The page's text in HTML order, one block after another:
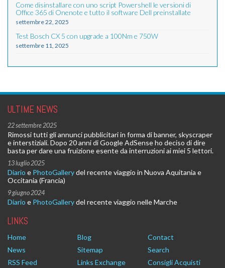
Come disinstallare con uno script Powershell le versioni di
Office 365 di Onenote e tutto il software Dell preinstallate
settembre 22, 2025
Test Bosch CX 5 con upgrade a 100Nm e 750W
settembre 11, 2025
ULTIME NEWS
22 settembre 2025
Rimossi tutti gli annunci pubblicitari in forma di banner, skyscraper
e interstiziali. Dopo 20 anni di Google AdSense ho deciso di dire
basta per dare una fruizione esente da interruzioni ai miei 5 lettori.
13 luglio 2025
Diario e PhotoGallerydel recente viaggio in Nuova Aquitania e
Occitania (Francia)
9 giugno 2024
Diario e PhotoGallerydel recente viaggio nelle Marche
LINKS
Home Blog
Contact
News
Sitemap
Search
RSS Feed
Links Exchange Consigli Acquisti